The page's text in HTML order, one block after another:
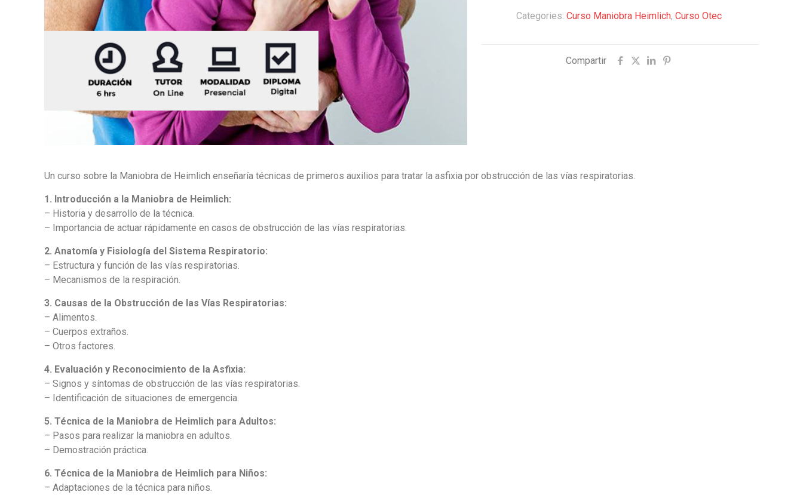
Categories: Curso Maniobra Heimlich, Curso Otec
Compartir
Un curso sobre la Maniobra de Heimlich enseñaría técnicas de primeros auxilios para tratar la asfixia por obstrucción de las vías respiratorias.
1. Introducción a la Maniobra de Heimlich:
– Historia y desarrollo de la técnica.
– Importancia de actuar rápidamente en casos de obstrucción de las vías respiratorias.
2. Anatomía y Fisiología del Sistema Respiratorio:
– Estructura y función de las vías respiratorias.
– Mecanismos de la respiración.
3. Causas de la Obstrucción de las Vías Respiratorias:
– Alimentos.
– Cuerpos extraños.
– Otros factores.
4. Evaluación y Reconocimiento de la Asfixia:
– Signos y síntomas de obstrucción de las vías respiratorias.
– Identificación de situaciones de emergencia.
5. Técnica de la Maniobra de Heimlich para Adultos:
– Pasos para realizar la maniobra en adultos.
– Demostración práctica.
6. Técnica de la Maniobra de Heimlich para Niños:
– Adaptaciones de la técnica para niños.